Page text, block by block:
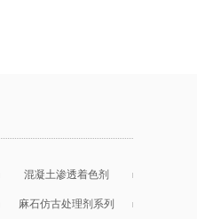
混凝土渗透着色剂
麻石仿古处理剂系列